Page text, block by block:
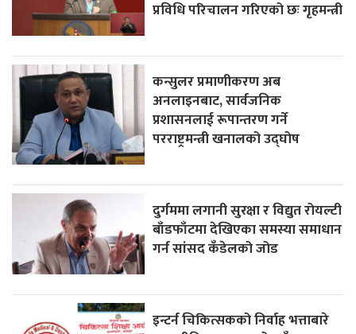
प्रविधि परिचालन गरिएको छः गृहमन्त्री
कन्सुलर प्रमाणीकरण अब
अनलाइनबाट, सार्वजनिक
प्रशासनलाई रूपान्तरण गर्ने
परराष्ट्रमन्त्री खनालको उद्घोष
दुर्गममा लगानी सुरक्षा र विद्युत रोयल्टी
बाँडफाँटमा देखिएका समस्या समाधान
गर्न सांसद कँडेलको जोड
इन्टर्न चिकित्सकको निर्वाह भत्ताबारे